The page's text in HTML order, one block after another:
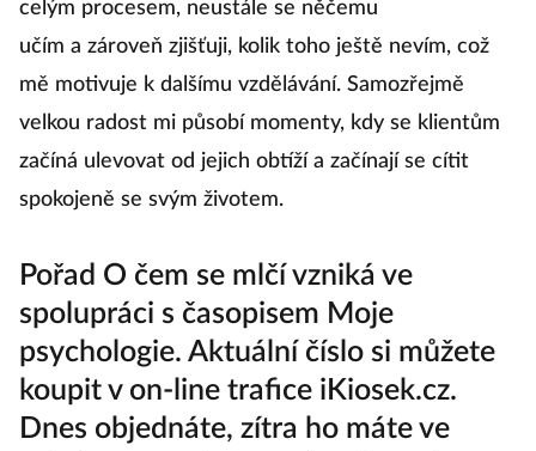
celým procesem, neustále se něčemu
učím a zároveň zjišťuji, kolik toho ještě nevím, což
mě motivuje k dalšímu vzdělávání. Samozřejmě
velkou radost mi působí momenty, kdy se klientům
začíná ulevovat od jejich obtíží a začínají se cítit
spokojeně se svým životem.
Pořad O čem se mlčí vzniká ve
spolupráci s časopisem Moje
psychologie. Aktuální číslo si můžete
koupit v on-line trafice iKiosek.cz.
Dnes objednáte, zítra ho máte ve